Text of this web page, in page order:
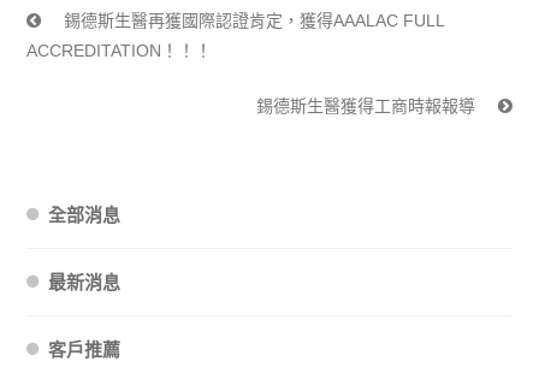
錫德斯生醫再獲國際認證肯定，獲得AAALAC FULL
ACCREDITATION！！！
錫德斯生醫獲得工商時報報導
全部消息
最新消息
客戶推薦